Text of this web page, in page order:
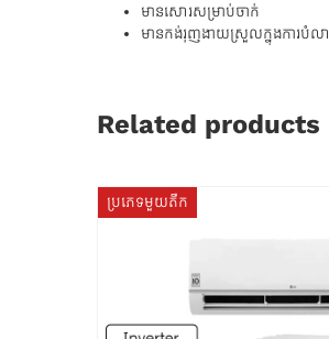
មានសោរសម្រាប់ចាក់
មានកង់រុញងាយស្រួលក្នុងការបំ
Related products
ប្រភេទមួយតឹក